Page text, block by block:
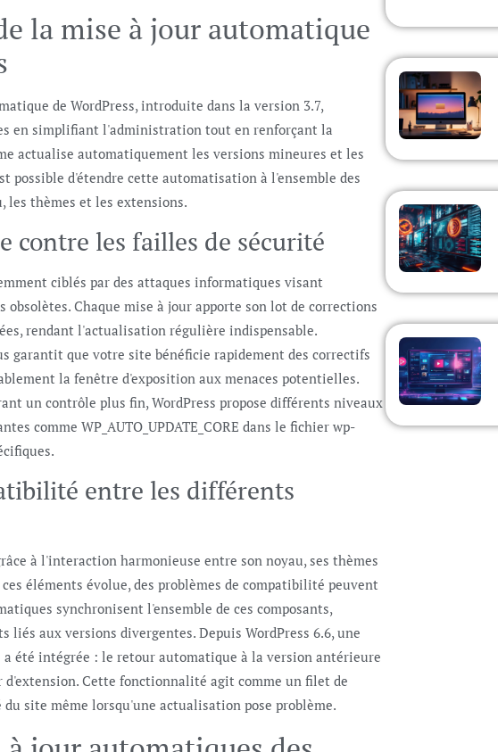
la mise à jour automatique
de WordPress, introduite dans la version 3.7,
en simplifiant l'administration tout en renforçant la
actualise automatiquement les versions mineures et les
possible d'étendre cette automatisation à l'ensemble des
les thèmes et les extensions.
contre les failles de sécurité
ciblés par des attaques informatiques visant
Chaque mise à jour apporte son lot de corrections
rendant l'actualisation régulière indispensable.
garantit que votre site bénéficie rapidement des correctifs
la fenêtre d'exposition aux menaces potentielles.
un contrôle plus fin, WordPress propose différents niveaux
comme WP_AUTO_UPDATE_CORE dans le fichier wp-
entre les différents
à l'interaction harmonieuse entre son noyau, ses thèmes
éléments évolue, des problèmes de compatibilité peuvent
synchronisent l'ensemble de ces composants,
aux versions divergentes. Depuis WordPress 6.6, une
été intégrée : le retour automatique à la version antérieure
d'extension. Cette fonctionnalité agit comme un filet de
site même lorsqu'une actualisation pose problème.